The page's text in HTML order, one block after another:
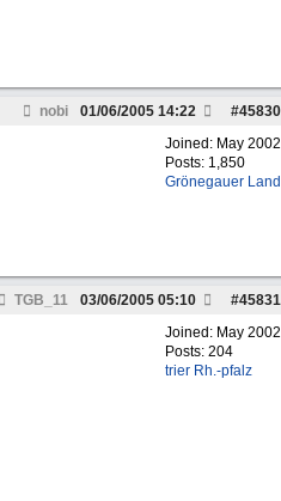
nobi #45830
01/06/2005 14:22
Joined: May 2002
Posts: 1,850
Grönegauer Land
TGB_11 #45831
03/06/2005 05:10
Joined: May 2002
Posts: 204
trier Rh.-pfalz